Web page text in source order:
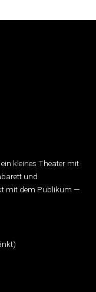
kleines Theater mit
und
mit dem Publikum —